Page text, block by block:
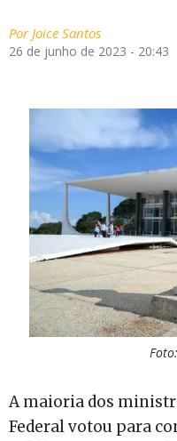
PorJoice Santos
26 de junho de 2023 - 20:43
A maioria dos
Federal votou para